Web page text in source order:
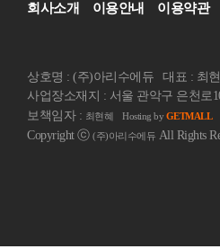
회사소개 이용안내 이용약관
상호명 : (주)아리수에듀 대표 : 최현
사업장소재지 : 서울 관악구 은천로
보책임자 : 최현혜 Hosting by GETMALL
Copyright ⓒ (주)아리수에듀 All Rights